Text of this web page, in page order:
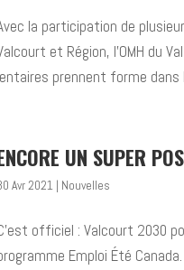
la participation de
et Région, l’OMH du
prennent forme
UN SUPER
Avr 2021 | Nouvelles
officiel : Valcourt 2030
Emploi Été